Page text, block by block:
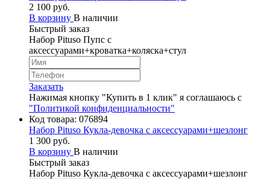
2 100 руб.
В корзину В наличии
Быстрый заказ
Набор Pituso Пупс с
аксессуарами+кроватка+коляска+стул
Заказать
Нажимая кнопку "Купить в 1 клик" я соглашаюсь с
"Политикой конфиденциальности"
Код товара: 076894
Набор Pituso Кукла-девочка с аксессуарами+шезлонг
1 300 руб.
В корзину В наличии
Быстрый заказ
Набор Pituso Кукла-девочка с аксессуарами+шезлонг